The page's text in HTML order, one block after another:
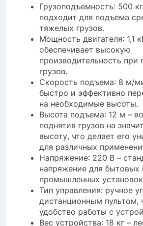
Грузоподъемность: 500
подходит для подъема
тяжелых грузов.
Мощность двигателя: 1,1
обеспечивает высокую
производительность при
грузов.
Скорость подъема: 8 м/
быстро и эффективно
на необходимые высоты.
Высота подъема: 12 м –
поднятия грузов на
высоту, что делает его
для различных
Напряжение: 220 В –
напряжение для бытовых
промышленных
Тип управления: ручное
дистанционным пультом,
удобство работы с
Вес устройства: 18 кг –